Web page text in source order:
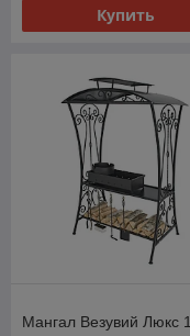
Купить
Мангал Везувий Люкс 1